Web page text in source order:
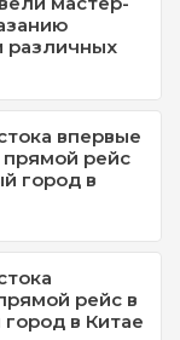
различных
впервые
прямой рейс
город в
рейс в
в Китае